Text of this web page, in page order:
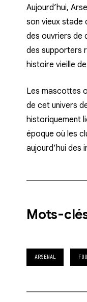
Aujourd’hui,
son vieux stade
des ouvriers de
des supporters
histoire vieille
Les mascottes
de cet univers
historiquement
époque où les
aujourd’hui des
Mots-
ARSENAL